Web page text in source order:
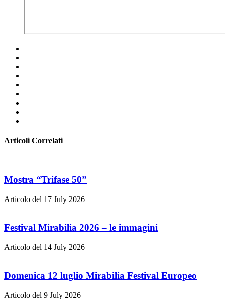
Articoli Correlati
Mostra “Trifase 50”
Articolo del 17 July 2026
Festival Mirabilia 2026 – le immagini
Articolo del 14 July 2026
Domenica 12 luglio Mirabilia Festival Europeo
Articolo del 9 July 2026